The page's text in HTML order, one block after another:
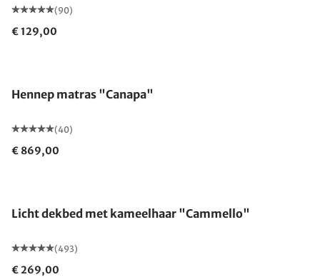
(90)
€ 129,00
Hennep matras "Canapa"
(40)
€ 869,00
Licht dekbed met kameelhaar "Cammello"
(493)
€ 269,00